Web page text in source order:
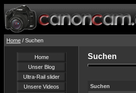
Home / Suchen
Home
Unser Blog
Ultra-Rail slider
Unsere Videos
Suchen
Suchen